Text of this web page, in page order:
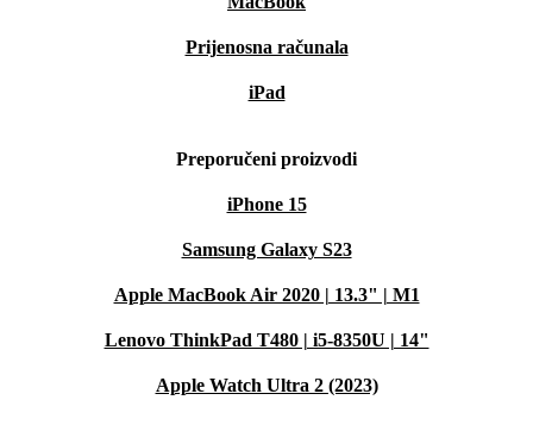
Prijenosna računala
iPad
Preporučeni proizvodi
iPhone 15
Samsung Galaxy S23
Apple MacBook Air 2020 | 13.3" | M1
Lenovo ThinkPad T480 | i5-8350U | 14"
Apple Watch Ultra 2 (2023)